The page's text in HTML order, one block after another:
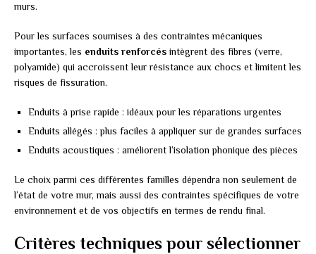
murs.
Pour les surfaces soumises à des contraintes mécaniques
importantes, les enduits renforcés intègrent des fibres (verre,
polyamide) qui accroissent leur résistance aux chocs et limitent les
risques de fissuration.
Enduits à prise rapide : idéaux pour les réparations urgentes
Enduits allégés : plus faciles à appliquer sur de grandes surfaces
Enduits acoustiques : améliorent l’isolation phonique des pièces
Le choix parmi ces différentes familles dépendra non seulement de
l’état de votre mur, mais aussi des contraintes spécifiques de votre
environnement et de vos objectifs en termes de rendu final.
Critères techniques pour sélectionner